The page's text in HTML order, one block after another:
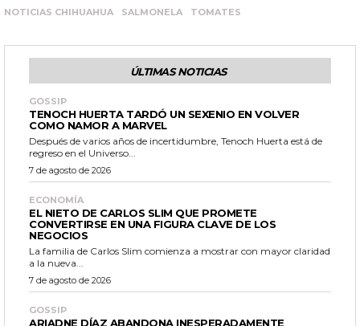
NOTICIAS CHIHUAHUA
SALMONELA TOMATES
ÚLTIMAS NOTICIAS
GOSSIP
TENOCH HUERTA TARDÓ UN SEXENIO EN VOLVER
COMO NAMOR A MARVEL
Después de varios años de incertidumbre, Tenoch Huerta está de
regreso en el Universo...
7 de agosto de 2026
ECONOMÍA
EL NIETO DE CARLOS SLIM QUE PROMETE
CONVERTIRSE EN UNA FIGURA CLAVE DE LOS
NEGOCIOS
La familia de Carlos Slim comienza a mostrar con mayor claridad
a la nueva...
7 de agosto de 2026
GOSSIP
ARIADNE DÍAZ ABANDONA INESPERADAMENTE